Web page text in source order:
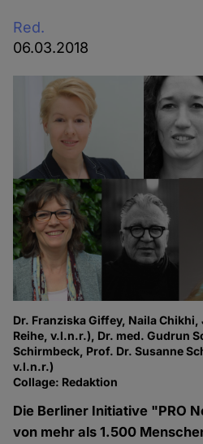
Red.
06.03.2018
Dr. Franziska Giffey, Naila
Reihe, v.l.n.r.), Dr. med. Gudrun
Schirmbeck, Prof. Dr. Susanne
v.l.n.r.)
Collage: Redaktion
Die Berliner Initiative "PRO
von mehr als 1.500